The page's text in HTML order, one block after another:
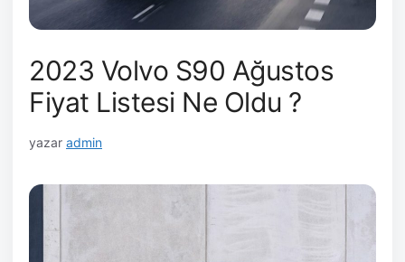
2023 Volvo S90 Ağustos
Fiyat Listesi Ne Oldu ?
yazar admin